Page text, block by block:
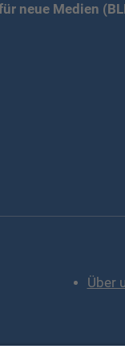
neue Medien
Über